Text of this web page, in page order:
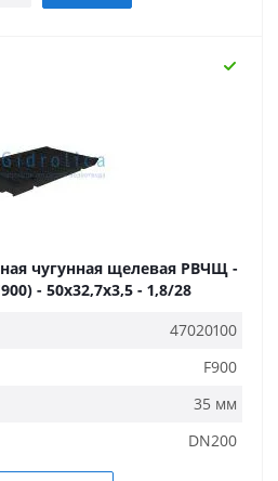
чугунная щелевая РВЧЩ -
- 50x32,7x3,5 - 1,8/28
47020100
F900
35 мм
DN200